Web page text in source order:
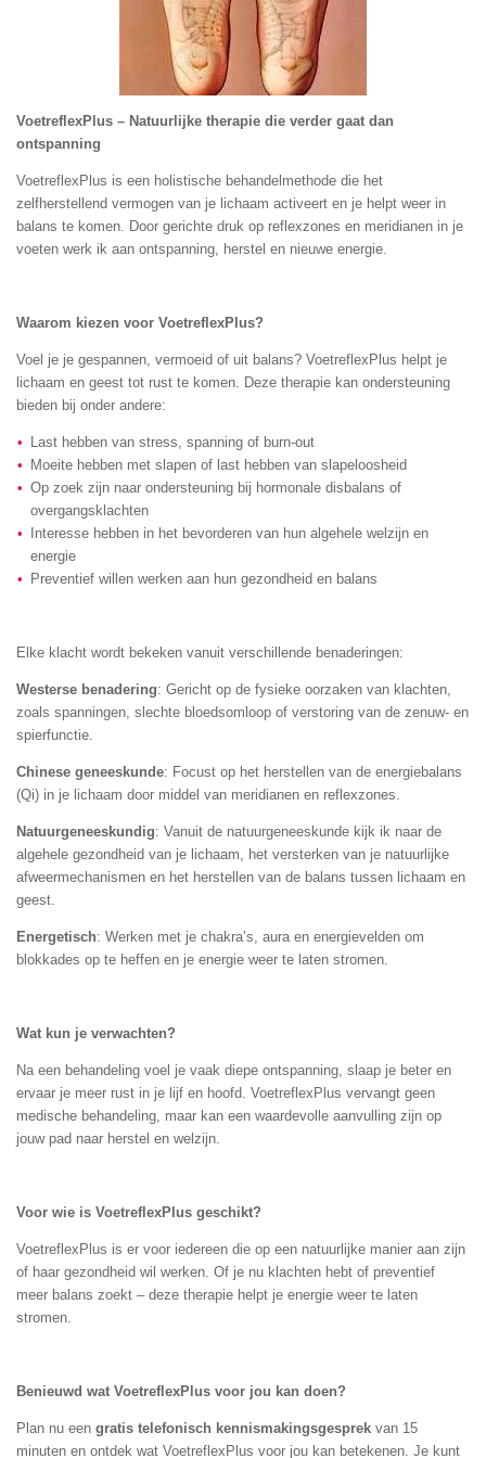
VoetreflexPlus – Natuurlijke therapie die verder gaat dan
ontspanning
VoetreflexPlus is een holistische behandelmethode die het
zelfherstellend vermogen van je lichaam activeert en je helpt weer in
balans te komen. Door gerichte druk op reflexzones en meridianen in je
voeten werk ik aan ontspanning, herstel en nieuwe energie.
Waarom kiezen voor VoetreflexPlus?
Voel je je gespannen, vermoeid of uit balans? VoetreflexPlus helpt je
lichaam en geest tot rust te komen. Deze therapie kan ondersteuning
bieden bij onder andere:
Last hebben van stress, spanning of burn-out
Moeite hebben met slapen of last hebben van slapeloosheid
Op zoek zijn naar ondersteuning bij hormonale disbalans of
overgangsklachten
Interesse hebben in het bevorderen van hun algehele welzijn en
energie
Preventief willen werken aan hun gezondheid en balans
Elke klacht wordt bekeken vanuit verschillende benaderingen:
Westerse benadering: Gericht op de fysieke oorzaken van klachten,
zoals spanningen, slechte bloedsomloop of verstoring van de zenuw- en
spierfunctie.
Chinese geneeskunde: Focust op het herstellen van de energiebalans
(Qi) in je lichaam door middel van meridianen en reflexzones.
Natuurgeneeskundig: Vanuit de natuurgeneeskunde kijk ik naar de
algehele gezondheid van je lichaam, het versterken van je natuurlijke
afweermechanismen en het herstellen van de balans tussen lichaam en
geest.
Energetisch: Werken met je chakra’s, aura en energievelden om
blokkades op te heffen en je energie weer te laten stromen.
Wat kun je verwachten?
Na een behandeling voel je vaak diepe ontspanning, slaap je beter en
ervaar je meer rust in je lijf en hoofd. VoetreflexPlus vervangt geen
medische behandeling, maar kan een waardevolle aanvulling zijn op
jouw pad naar herstel en welzijn.
Voor wie is VoetreflexPlus geschikt?
VoetreflexPlus is er voor iedereen die op een natuurlijke manier aan zijn
of haar gezondheid wil werken. Of je nu klachten hebt of preventief
meer balans zoekt – deze therapie helpt je energie weer te laten
stromen.
Benieuwd wat VoetreflexPlus voor jou kan doen?
Plan nu een gratis telefonisch kennismakingsgesprek van 15
minuten en ontdek wat VoetreflexPlus voor jou kan betekenen. Je kunt